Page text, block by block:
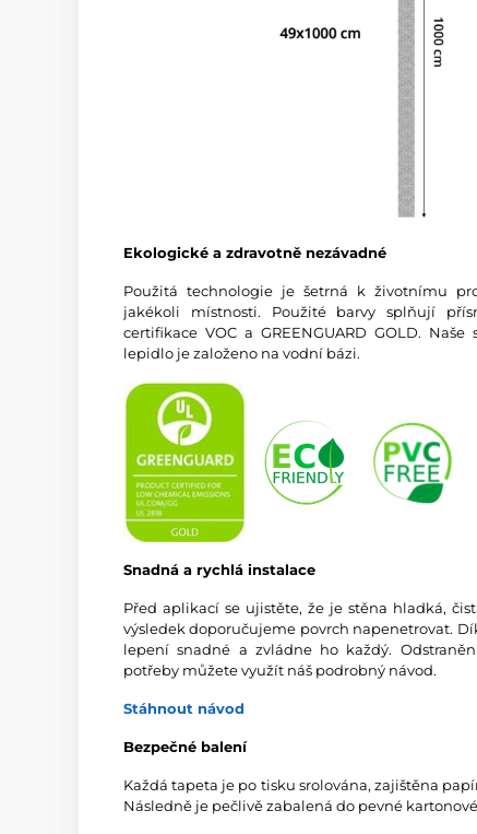
Ekologické a zdravotně nezávadné
Použitá technologie je šetrná k životnímu
jakékoli místnosti. Použité barvy splňují
certifikace VOC a GREENGUARD GOLD.
lepidlo je založeno na vodní bázi.
Snadná a rychlá instalace
Před aplikací se ujistěte, že je stěna hladká,
výsledek doporučujeme povrch napenetrovat.
lepení snadné a zvládne ho každý.
potřeby můžete využít náš podrobný návod.
Stáhnout návod
Bezpečné balení
Každá tapeta je po tisku srolována, zajištěna
Následně je pečlivě zabalená do pevné